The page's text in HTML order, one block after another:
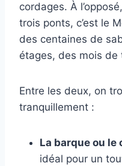
cordages. À
trois ponts, c’est le
des centaines de
étages, des mois de
Entre les deux, on
tranquillement :
La barque ou le
idéal pour un